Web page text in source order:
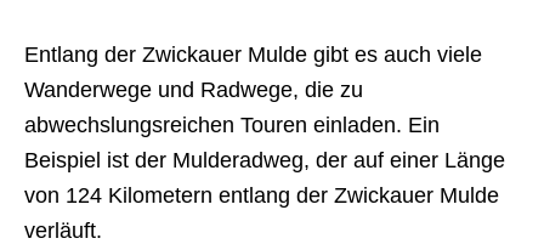
Entlang der Zwickauer Mulde gibt es auch viele
Wanderwege und Radwege, die zu
abwechslungsreichen Touren einladen. Ein
Beispiel ist der Mulderadweg, der auf einer Länge
von 124 Kilometern entlang der Zwickauer Mulde
verläuft.